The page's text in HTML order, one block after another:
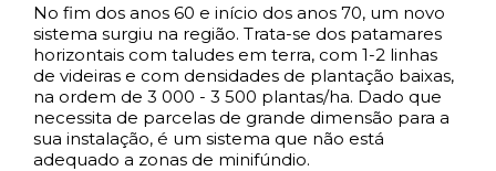
No fim dos anos 60 e início dos anos 70, um novo
sistema surgiu na região. Trata-se dos patamares
horizontais com taludes em terra, com 1-2 linhas
de videiras e com densidades de plantação baixas,
na ordem de 3 000 - 3 500 plantas/ha. Dado que
necessita de parcelas de grande dimensão para a
sua instalação, é um sistema que não está
adequado a zonas de minifúndio.